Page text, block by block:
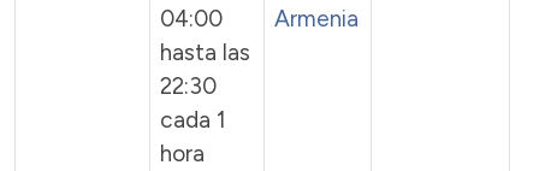
04:00
hasta las
22:30
cada 1
hora
Armenia